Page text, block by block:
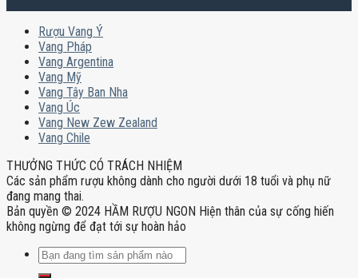
Rượu Vang Ý
Vang Pháp
Vang Argentina
Vang Mỹ
Vang Tây Ban Nha
Vang Úc
Vang New Zew Zealand
Vang Chile
THƯỞNG THỨC CÓ TRÁCH NHIỆM
Các sản phẩm rượu không dành cho người dưới 18 tuổi và phụ nữ
đang mang thai.
Bản quyền © 2024 HẦM RƯỢU NGON Hiện thân của sự cống hiến
không ngừng để đạt tới sự hoàn hảo
Tìm